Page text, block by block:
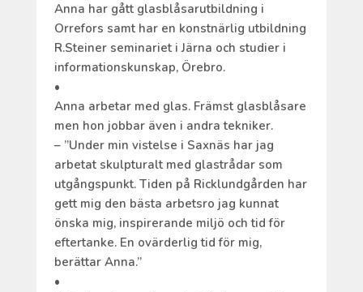
Anna har gått glasblåsarutbildning i
Orrefors samt har en konstnärlig utbildning
R.Steiner seminariet i Järna och studier i
informationskunskap, Örebro.
•
Anna arbetar med glas. Främst glasblåsare
men hon jobbar även i andra tekniker.
– ”Under min vistelse i Saxnäs har jag
arbetat skulpturalt med glastrådar som
utgångspunkt. Tiden på Ricklundgården har
gett mig den bästa arbetsro jag kunnat
önska mig, inspirerande miljö och tid för
eftertanke. En ovärderlig tid för mig,
berättar Anna.”
•